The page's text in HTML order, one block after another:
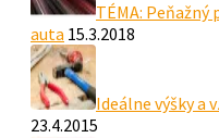
TÉMA:
auta 15.3.2018
Ideálne výšky a
23.4.2015